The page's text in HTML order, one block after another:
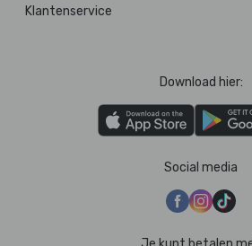
Klantenservice
Download hier:
Social media